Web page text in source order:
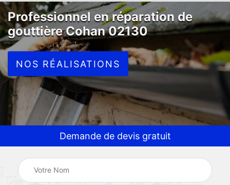
Professionnel en réparation de
gouttière Cohan 02130
NOS RÉALISATIONS
Demande de devis gratuit